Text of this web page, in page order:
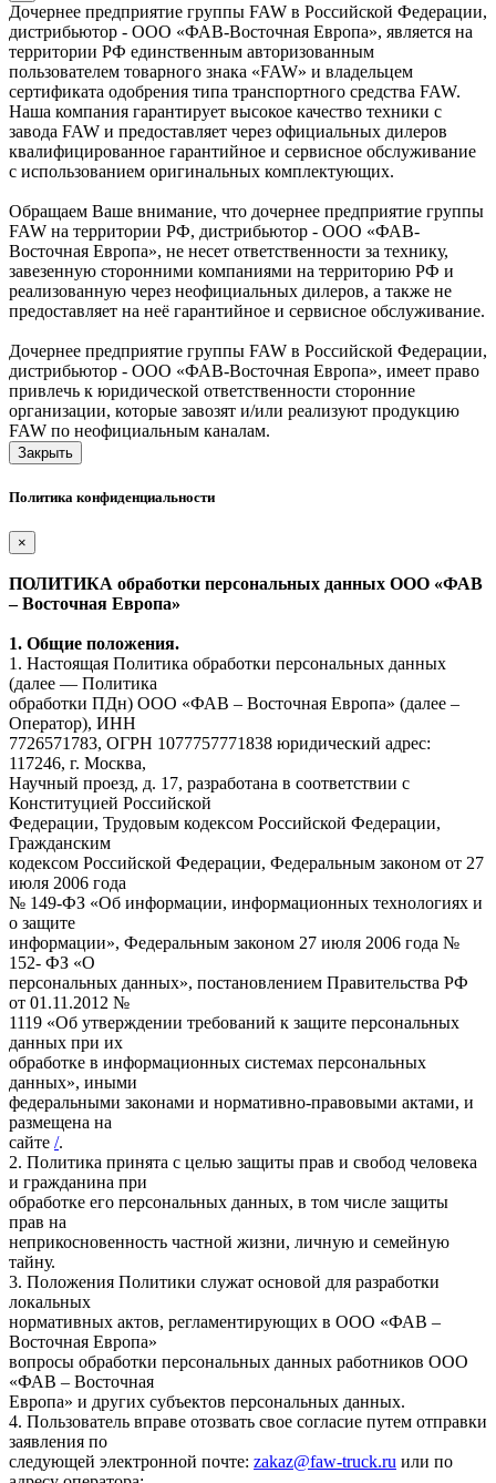
Дочернее предприятие группы FAW в Российской Федерации,
дистрибьютор - ООО «ФАВ-Восточная Европа», является на
территории РФ единственным авторизованным
пользователем товарного знака «FAW» и владельцем
сертификата одобрения типа транспортного средства FAW.
Наша компания гарантирует высокое качество техники с
завода FAW и предоставляет через официальных дилеров
квалифицированное гарантийное и сервисное обслуживание
с использованием оригинальных комплектующих.
Обращаем Ваше внимание, что дочернее предприятие группы
FAW на территории РФ, дистрибьютор - ООО «ФАВ-
Восточная Европа», не несет ответственности за технику,
завезенную сторонними компаниями на территорию РФ и
реализованную через неофициальных дилеров, а также не
предоставляет на неё гарантийное и сервисное обслуживание.
Дочернее предприятие группы FAW в Российской Федерации,
дистрибьютор - ООО «ФАВ-Восточная Европа», имеет право
привлечь к юридической ответственности сторонние
организации, которые завозят и/или реализуют продукцию
FAW по неофициальным каналам.
Закрыть
Политика конфиденциальности
×
ПОЛИТИКА обработки персональных данных ООО «ФАВ
– Восточная Европа»
1. Общие положения.
1. Настоящая Политика обработки персональных данных
(далее — Политика
обработки ПДн) ООО «ФАВ – Восточная Европа» (далее –
Оператор), ИНН
7726571783, ОГРН 1077757771838 юридический адрес:
117246, г. Москва,
Научный проезд, д. 17, разработана в соответствии с
Конституцией Российской
Федерации, Трудовым кодексом Российской Федерации,
Гражданским
кодексом Российской Федерации, Федеральным законом от 27
июля 2006 года
№ 149-ФЗ «Об информации, информационных технологиях и
о защите
информации», Федеральным законом 27 июля 2006 года №
152- ФЗ «О
персональных данных», постановлением Правительства РФ
от 01.11.2012 №
1119 «Об утверждении требований к защите персональных
данных при их
обработке в информационных системах персональных
данных», иными
федеральными законами и нормативно-правовыми актами, и
размещена на
сайте /.
2. Политика принята с целью защиты прав и свобод человека
и гражданина при
обработке его персональных данных, в том числе защиты
прав на
неприкосновенность частной жизни, личную и семейную
тайну.
3. Положения Политики служат основой для разработки
локальных
нормативных актов, регламентирующих в ООО «ФАВ –
Восточная Европа»
вопросы обработки персональных данных работников ООО
«ФАВ – Восточная
Европа» и других субъектов персональных данных.
4. Пользователь вправе отозвать свое согласие путем отправки
заявления по
следующей электронной почте: zakaz@faw-truck.ru или по